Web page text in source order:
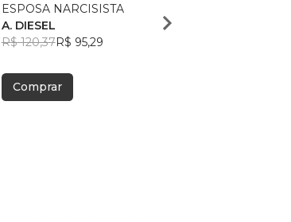
ESPOSA NARCISISTA
A. DIESEL
R$ 120,37R$ 95,29
Comprar
ARY DIESEL